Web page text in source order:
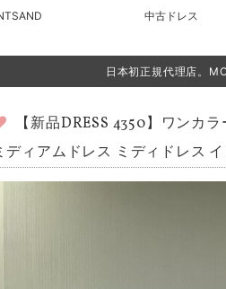
中古ドレス
日本初正規代理店。
【新品DRESS 4350】ワンカ
ディアムドレス ミディドレス